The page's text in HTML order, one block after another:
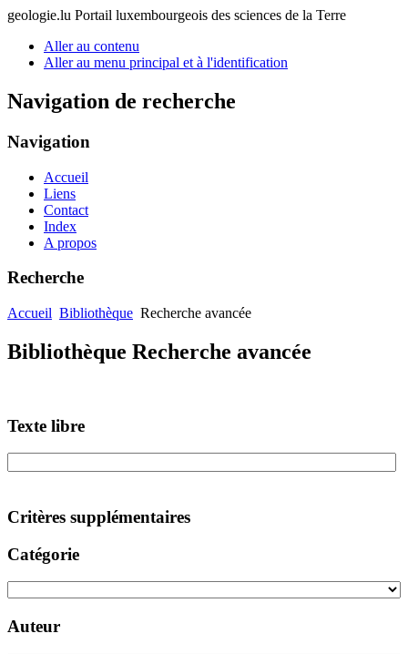
geologie.lu Portail luxembourgeois des sciences de la Terre
Aller au contenu
Aller au menu principal et à l'identification
Navigation de recherche
Navigation
Accueil
Liens
Contact
Index
A propos
Recherche
Accueil Bibliothèque Recherche avancée
Bibliothèque Recherche avancée
Texte libre
Critères supplémentaires
Catégorie
Auteur